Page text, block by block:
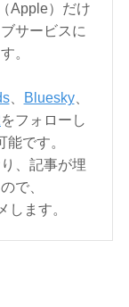
Apple）だけ
サービスに
。
、 Bluesky、
をフォローし
です。
、記事が埋
で、
ます。